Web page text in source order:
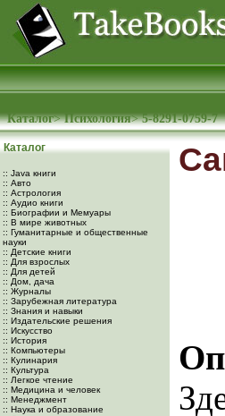
Каталог>Психология>5-8291-0759-7
Каталог
:: Java книги
:: Авто
:: Астрология
:: Аудио книги
:: Биографии и Мемуары
:: В мире животных
:: Гуманитарные и общественные
науки
:: Детские книги
:: Для взрослых
:: Для детей
:: Дом, дача
:: Журналы
:: Зарубежная литература
:: Знания и навыки
:: Издательские решения
:: Искусство
:: История
:: Компьютеры
:: Кулинария
:: Культура
:: Легкое чтение
:: Медицина и человек
:: Менеджмент
:: Наука и образование